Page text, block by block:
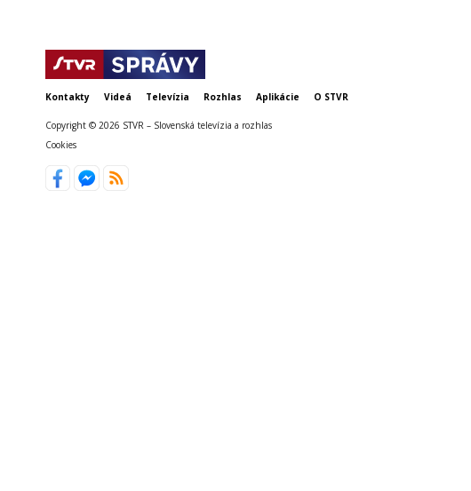
Kontakty Videá Televízia Rozhlas Aplikácie O STVR
Copyright © 2026 STVR – Slovenská televízia a rozhlas
Cookies